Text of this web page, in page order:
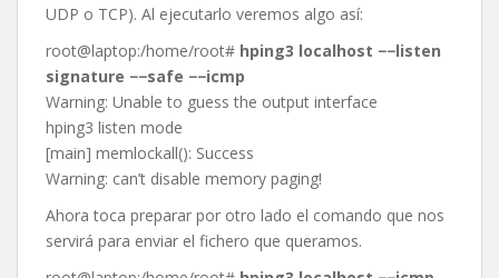
UDP o TCP). Al ejecutarlo veremos algo así:
root@laptop:/home/root# hping3 localhost −−listen
signature −−safe −−icmp
Warning: Unable to guess the output interface
hping3 listen mode
[main] memlockall(): Success
Warning: can’t disable memory paging!
Ahora toca preparar por otro lado el comando que nos
servirá para enviar el fichero que queramos.